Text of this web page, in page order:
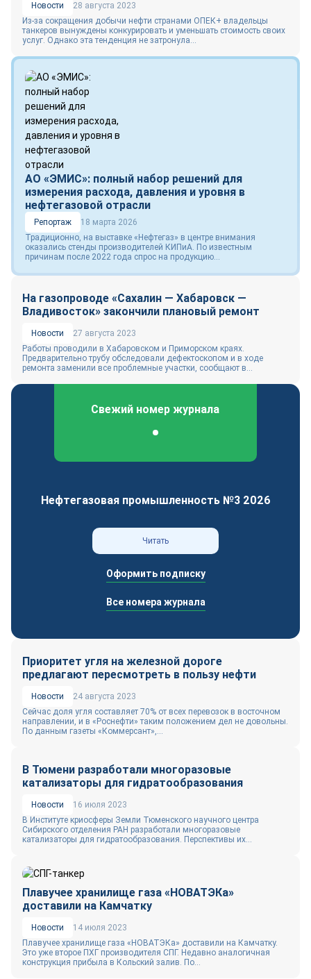
Новости
28 августа 2023
Из-за сокращения добычи нефти странами ОПЕК+ владельцы
танкеров вынуждены конкурировать и уменьшать стоимость своих
услуг. Однако эта тенденция не затронула...
АО «ЭМИС»: полный набор решений для
измерения расхода, давления и уровня в
нефтегазовой отрасли
Репортаж
18 марта 2026
Традиционно, на выставке «Нефтегаз» в центре внимания
оказались стенды производителей КИПиА. По известным
причинам после 2022 года спрос на продукцию...
На газопроводе «Сахалин — Хабаровск —
Владивосток» закончили плановый ремонт
Новости
27 августа 2023
Работы проводили в Хабаровском и Приморском краях.
Предварительно трубу обследовали дефектоскопом и в ходе
ремонта заменили все проблемные участки, сообщают в...
Свежий номер журнала
Нефтегазовая промышленность №3 2026
Читать
Оформить подписку
Все номера журнала
Приоритет угля на железной дороге
предлагают пересмотреть в пользу нефти
Новости
24 августа 2023
Сейчас доля угля составляет 70% от всех перевозок в восточном
направлении, и в «Роснефти» таким положением дел не довольны.
По данным газеты «Коммерсант»,...
В Тюмени разработали многоразовые
катализаторы для гидратообразования
Новости
16 июля 2023
В Институте криосферы Земли Тюменского научного центра
Сибирского отделения РАН разработали многоразовые
катализаторы для гидратообразования. Перспективы их...
Плавучее хранилище газа «НОВАТЭКа»
доставили на Камчатку
Новости
14 июля 2023
Плавучее хранилище газа «НОВАТЭКа» доставили на Камчатку.
Это уже второе ПХГ производителя СПГ. Недавно аналогичная
конструкция прибыла в Кольский залив. По...